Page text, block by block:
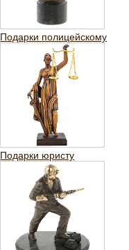
Подарки полицейскому
Подарки юристу